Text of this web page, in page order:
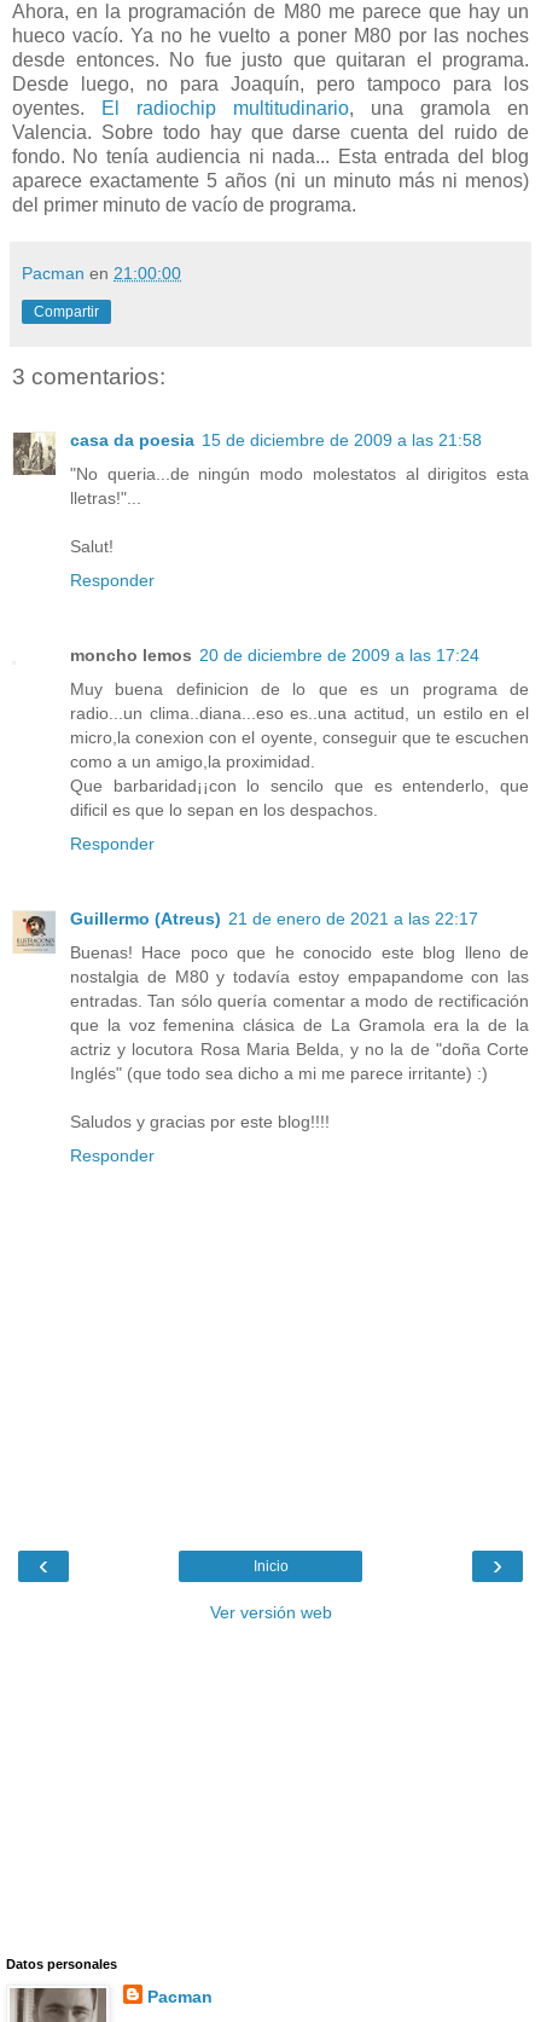
Ahora, en la programación de M80 me parece que hay un
hueco vacío. Ya no he vuelto a poner M80 por las noches
desde entonces. No fue justo que quitaran el programa.
Desde luego, no para Joaquín, pero tampoco para los
oyentes.
El radiochip multitudinario, una gramola en
Valencia. Sobre todo hay que darse cuenta del ruido de
fondo. No tenía audiencia ni nada... Esta entrada del blog
aparece exactamente 5 años (ni un minuto más ni menos)
del primer minuto de vacío de programa.
Pacman en 21:00:00
Compartir
3 comentarios:
casa da poesia 15 de diciembre de 2009 a las 21:58
"No queria...de ningún modo molestatos al dirigitos esta
lletras!"...
Salut!
Responder
moncho lemos 20 de diciembre de 2009 a las 17:24
Muy buena definicion de lo que es un programa de
radio...un clima..diana...eso es..una actitud, un estilo en el
micro,la conexion con el oyente, conseguir que te escuchen
como a un amigo,la proximidad.
Que barbaridad¡¡con lo sencilo que es entenderlo, que
dificil es que lo sepan en los despachos.
Responder
Guillermo (Atreus) 21 de enero de 2021 a las 22:17
Buenas! Hace poco que he conocido este blog lleno de
nostalgia de M80 y todavía estoy empapandome con las
entradas. Tan sólo quería comentar a modo de rectificación
que la voz femenina clásica de La Gramola era la de la
actriz y locutora Rosa Maria Belda, y no la de "doña Corte
Inglés" (que todo sea dicho a mi me parece irritante) :)
Saludos y gracias por este blog!!!!
Responder
‹ ›
Inicio
Ver versión web
Datos personales
Pacman